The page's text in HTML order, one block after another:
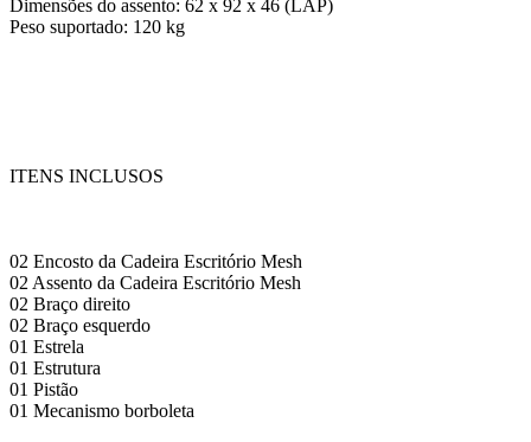
Dimensões do assento: 62 x 92 x 46 (LAP)
Peso suportado: 120 kg
ITENS INCLUSOS
02 Encosto da Cadeira Escritório Mesh
02 Assento da Cadeira Escritório Mesh
02 Braço direito
02 Braço esquerdo
01 Estrela
01 Estrutura
01 Pistão
01 Mecanismo borboleta